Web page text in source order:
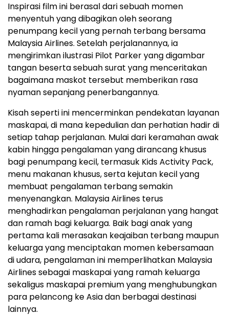
Inspirasi film ini berasal dari sebuah momen
menyentuh yang dibagikan oleh seorang
penumpang kecil yang pernah terbang bersama
Malaysia Airlines. Setelah perjalanannya, ia
mengirimkan ilustrasi Pilot Parker yang digambar
tangan beserta sebuah surat yang menceritakan
bagaimana maskot tersebut memberikan rasa
nyaman sepanjang penerbangannya.
Kisah seperti ini mencerminkan pendekatan layanan
maskapai, di mana kepedulian dan perhatian hadir di
setiap tahap perjalanan. Mulai dari keramahan awak
kabin hingga pengalaman yang dirancang khusus
bagi penumpang kecil, termasuk Kids Activity Pack,
menu makanan khusus, serta kejutan kecil yang
membuat pengalaman terbang semakin
menyenangkan. Malaysia Airlines terus
menghadirkan pengalaman perjalanan yang hangat
dan ramah bagi keluarga. Baik bagi anak yang
pertama kali merasakan keajaiban terbang maupun
keluarga yang menciptakan momen kebersamaan
di udara, pengalaman ini memperlihatkan Malaysia
Airlines sebagai maskapai yang ramah keluarga
sekaligus maskapai premium yang menghubungkan
para pelancong ke Asia dan berbagai destinasi
lainnya.